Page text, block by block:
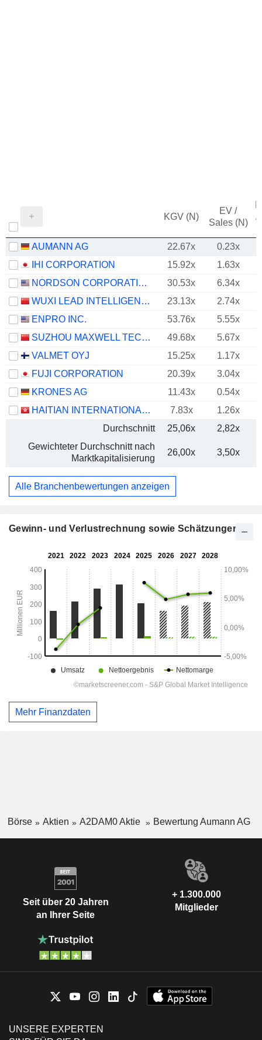
KGV (N)
EV /
Sales (N)
/
AUMANN AG 22.67x
0.23x
IHI CORPORATION
15.92x
1.63x
NORDSON CORPORATION
30.53x 6.34x
WUXI LEAD INTELLIGENT EQUIPMENT CO.,LTD.
23.13x 2.74x
ENPRO INC.
53.76x 5.55x
SUZHOU MAXWELL TECHNOLOGIES CO., LTD.
49.68x 5.67x
VALMET OYJ
15.25x
1.17x
FUJI CORPORATION
20.39x 3.04x
KRONES AG
11.43x
0.54x
HAITIAN INTERNATIONAL HOLDINGS LIMITED
7.83x
1.26x
Durchschnitt
25,06x 2,82x
Gewichteter Durchschnitt nach
Marktkapitalisierung
26,00x 3,50x
Alle Branchenbewertungen anzeigen
Gewinn- und Verlustrechnung sowie Schätzungen
Mehr Finanzdaten
Börse Aktien A2DAM0 Aktie Bewertung Aumann AG
Seit über 20 Jahren
an Ihrer Seite
+ 1.300.000
Mitglieder
UNSERE EXPERTEN